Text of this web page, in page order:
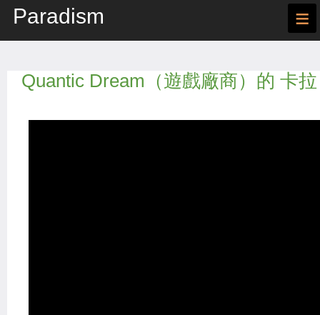
Paradism ≡
Quantic Dream（遊戲廠商）的 卡